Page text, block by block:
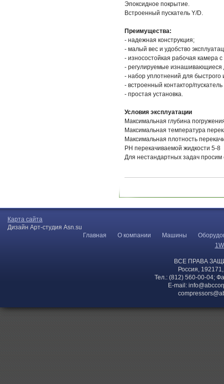
Эпоксидное покрытие.
Встроенный пускатель Y/D.
Преимущества:
- надежная конструкция;
- малый вес и удобство
- износостойкая рабочая камера
- регулируемые изнашивающиеся
- набор уплотнений для быстрого
- встроенный контактор/
- простая установка.
Условия эксплуатации
Максимальная глубина
Максимальная температура
Максимальная плотность
PH перекачиваемой жидкости 5-8
Для нестандартных задач
Карта сайта
Дизайн Арт-студия Asn.su
Главная
О компании Машины
ВСЕ ПРАВА
Россия,
Тел.: (812) 560-00-04;
E-mail: